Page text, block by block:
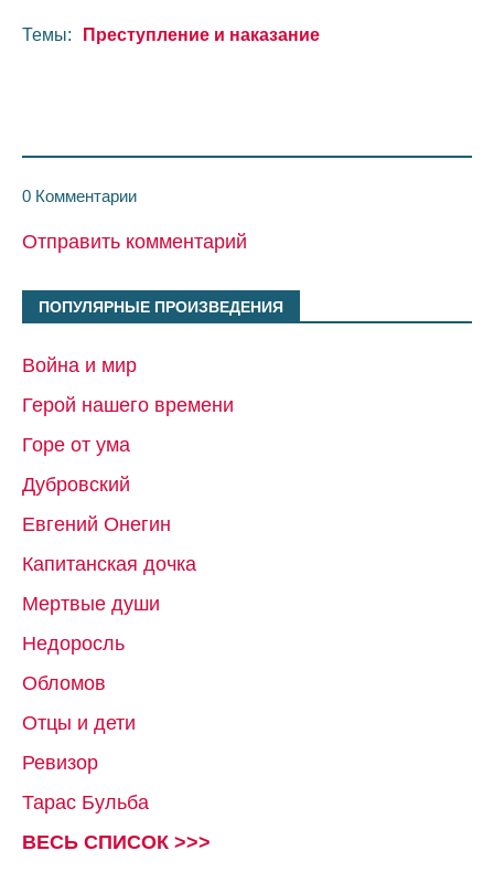
Темы: Преступление и наказание
0 Комментарии
Отправить комментарий
ПОПУЛЯРНЫЕ ПРОИЗВЕДЕНИЯ
Война и мир
Герой нашего времени
Горе от ума
Дубровский
Евгений Онегин
Капитанская дочка
Мертвые души
Недоросль
Обломов
Отцы и дети
Ревизор
Тарас Бульба
ВЕСЬ СПИСОК >>>